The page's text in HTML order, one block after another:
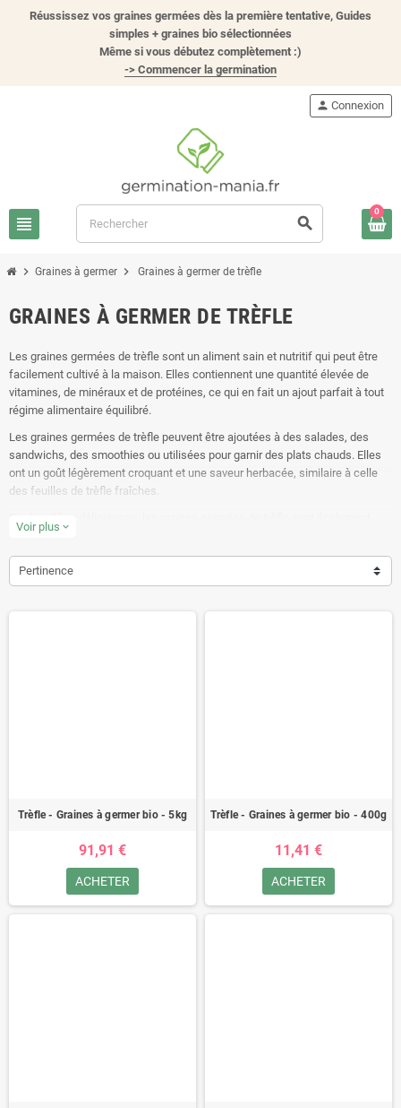
Réussissez vos graines germées dès la première tentative, Guides
simples + graines bio sélectionnées
Même si vous débutez complètement :)
-> Commencer la germination
view_headline search
person Connexion
0
chevron_right Graines à germer chevron_right Graines à germer de trèfle
GRAINES À GERMER DE TRÈFLE
Les graines germées de trèfle sont un aliment sain et nutritif qui peut être
facilement cultivé à la maison. Elles contiennent une quantité élevée de
vitamines, de minéraux et de protéines, ce qui en fait un ajout parfait à tout
régime alimentaire équilibré.
Les graines germées de trèfle peuvent être ajoutées à des salades, des
sandwichs, des smoothies ou utilisées pour garnir des plats chauds. Elles
ont un goût légèrement croquant et une saveur herbacée, similaire à celle
des feuilles de trèfle fraîches.
riches en antioxydants, en fibres, en acides gras essentiels et en
phytostérols, ce qui en fait un choix sain pour tout consommateur. Elles
peuvent également aider à réduire le cholestérol et à améliorer la digestion.
Voir plus expand_more
Pertinence
Trèfle - Graines à germer bio - 5kg
91,91 €
ACHETER
Trèfle - Graines à germer bio - 400g
11,41 €
ACHETER